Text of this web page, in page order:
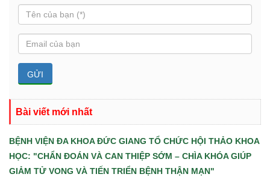
Bài viết mới nhất
BỆNH VIỆN ĐA KHOA ĐỨC GIANG TỔ CHỨC HỘI THẢO KHOA
HỌC: "CHẨN ĐOÁN VÀ CAN THIỆP SỚM – CHÌA KHÓA GIÚP
GIẢM TỬ VONG VÀ TIẾN TRIỂN BỆNH THẬN MẠN"